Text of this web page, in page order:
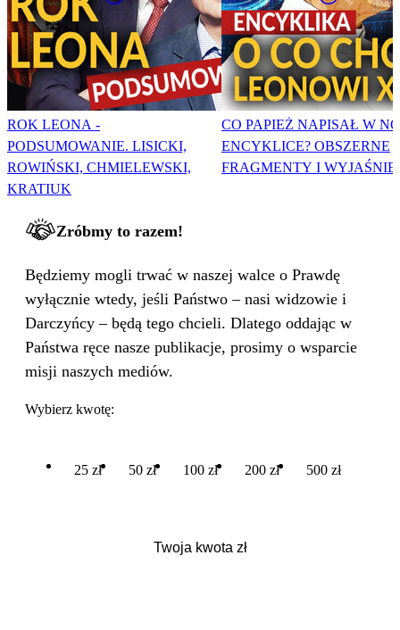
ROK LEONA -
PODSUMOWANIE. LISICKI,
ROWIŃSKI, CHMIELEWSKI,
KRATIUK
CO PAPIEŻ NAPISAŁ W
ENCYKLICE? OBSZERNE
FRAGMENTY I
Zróbmy to razem!
Będziemy mogli trwać w naszej walce o Prawdę
wyłącznie wtedy, jeśli Państwo – nasi widzowie i
Darczyńcy – będą tego chcieli. Dlatego oddając w
Państwa ręce nasze publikacje, prosimy o wsparcie
misji naszych mediów.
Wybierz kwotę:
25 zł 50 zł 100 zł 200 zł 500 zł